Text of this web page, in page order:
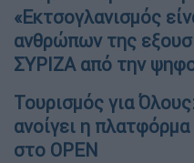
«Εκτσογλανισμός
ανθρώπων της
ΣΥΡΙΖΑ από την
Τουρισμός για
ανοίγει η πλατφόρμα
στο OPEN